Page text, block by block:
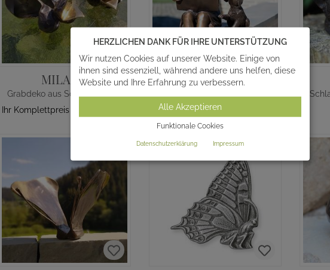
MILAGO
Ihr Komplettpreis ab
MIA & RUFO
1.855,00 €
HERZLICHEN DANK FÜR IHRE UNTERSTÜTZUNG
Wir nutzen Cookies auf unserer Website. Einige von
ihnen sind essenziell, während andere uns helfen, diese
Website und Ihre Erfahrung zu verbessern.
Alle Akzeptieren
Funktionale Cookies
Datenschutzerklärung Impressum